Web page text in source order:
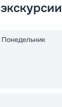
Понедельник